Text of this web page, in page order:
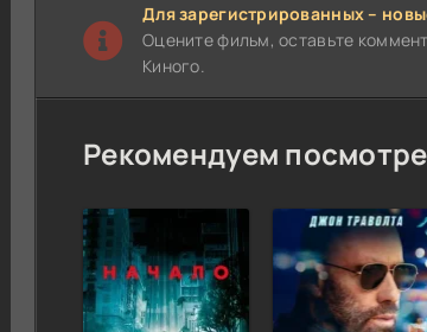
Для зарегистрированных –
Оцените фильм, оставьте
Киного.
Рекомендуем